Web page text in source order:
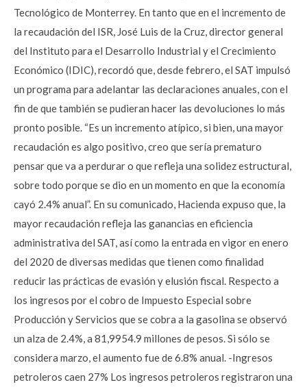
Tecnológico de Monterrey. En tanto que en el incremento de
la recaudación del ISR, José Luis de la Cruz, director general
del Instituto para el Desarrollo Industrial y el Crecimiento
Económico (IDIC), recordó que, desde febrero, el SAT impulsó
un programa para adelantar las declaraciones anuales, con el
fin de que también se pudieran hacer las devoluciones lo más
pronto posible. “Es un incremento atípico, si bien, una mayor
recaudación es algo positivo, creo que sería prematuro
pensar que va a perdurar o que refleja una solidez estructural,
sobre todo porque se dio en un momento en que la economía
cayó 2.4% anual”. En su comunicado, Hacienda expuso que, la
mayor recaudación refleja las ganancias en eficiencia
administrativa del SAT, así como la entrada en vigor en enero
del 2020 de diversas medidas que tienen como finalidad
reducir las prácticas de evasión y elusión fiscal. Respecto a
los ingresos por el cobro de Impuesto Especial sobre
Producción y Servicios que se cobra a la gasolina se observó
un alza de 2.4%, a 81,9954.9 millones de pesos. Si sólo se
considera marzo, el aumento fue de 6.8% anual. -Ingresos
petroleros caen 27% Los ingresos petroleros registraron una